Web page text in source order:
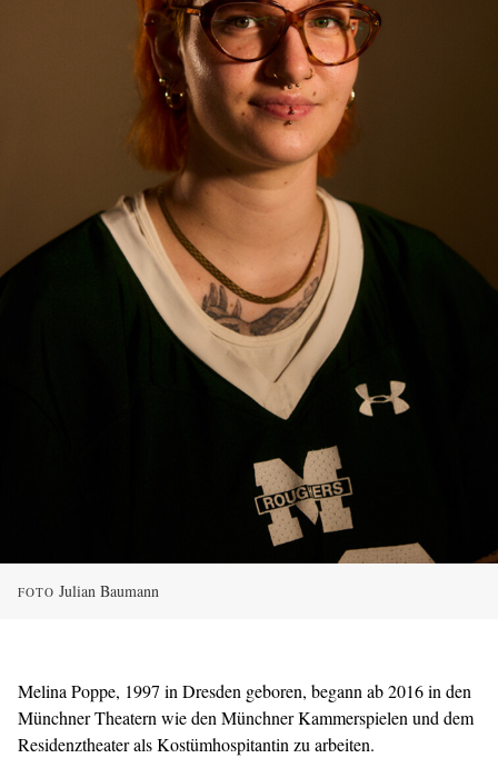
FOTO Julian Baumann
Melina Poppe, 1997 in Dresden geboren, begann ab 2016 in den
Münchner Theatern wie den Münchner Kammerspielen und dem
Residenztheater als Kostümhospitantin zu arbeiten.